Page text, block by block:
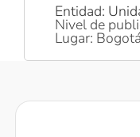
Entidad:
Nivel de
Lugar: